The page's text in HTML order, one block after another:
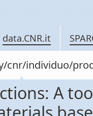
data.CNR.it
cnr/individuo/
A